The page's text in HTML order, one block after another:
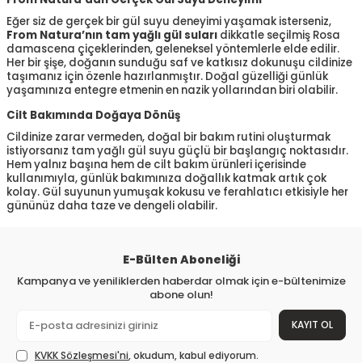
Eğer siz de gerçek bir gül suyu deneyimi yaşamak isterseniz,
From Natura’nın tam yağlı gül suları dikkatle seçilmiş Rosa
damascena çiçeklerinden, geleneksel yöntemlerle elde edilir.
Her bir şişe, doğanın sunduğu saf ve katkısız dokunuşu cildinize
taşımanız için özenle hazırlanmıştır. Doğal güzelliği günlük
yaşamınıza entegre etmenin en nazik yollarından biri olabilir.
Cilt Bakımında Doğaya Dönüş
Cildinize zarar vermeden, doğal bir bakım rutini oluşturmak
istiyorsanız tam yağlı gül suyu güçlü bir başlangıç noktasıdır.
Hem yalnız başına hem de cilt bakım ürünleri içerisinde
kullanımıyla, günlük bakımınıza doğallık katmak artık çok
kolay. Gül suyunun yumuşak kokusu ve ferahlatıcı etkisiyle her
gününüz daha taze ve dengeli olabilir.
E-Bülten Aboneliği
Kampanya ve yeniliklerden haberdar olmak için e-bültenimize
abone olun!
KAYIT OL
KVKK Sözleşmesi'ni, okudum, kabul ediyorum.